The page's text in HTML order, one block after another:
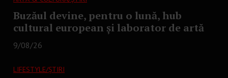
Buzăul devine, pentru o lună, hub
cultural european și laborator de artă
9/08/26
LIFESTYLE/ȘTIRI